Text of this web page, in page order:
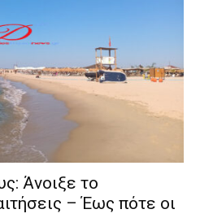
Άνοιξε το
– Έως πότε οι